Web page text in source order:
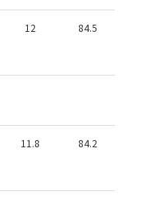
12 84.5
11.8 84.2